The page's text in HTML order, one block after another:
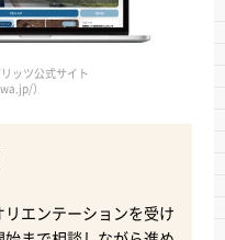
ッツ公式サイト
）
エンテーションを受け